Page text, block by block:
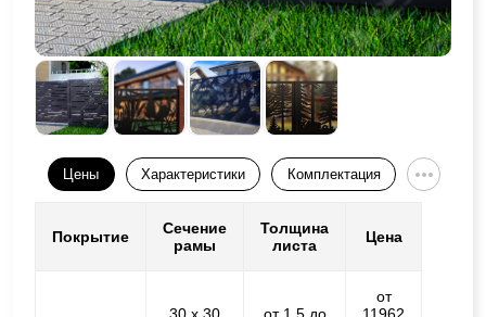
Цены Характеристики Комплектация
Покрытие
Сечение
рамы
Толщина
листа
Цена
от